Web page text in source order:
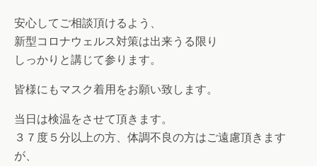
安心してご相談頂けるよう、
新型コロナウェルス対策は出来うる限り
しっかりと講じて参ります。
皆様にもマスク着用をお願い致します。
当日は検温をさせて頂きます。
３７度５分以上の方、体調不良の方はご遠慮頂きます
が、